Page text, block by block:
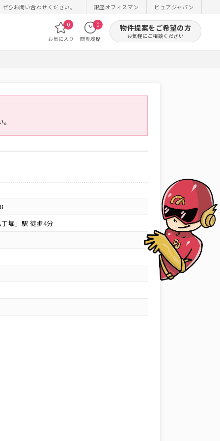
ひお問い合わせください。 銀座オフィスマン ピュアジャパン
お気に入り
0
閲覧履歴
0 物件提案をご希望の方
お気軽にご相談ください
堀」駅 徒歩4分